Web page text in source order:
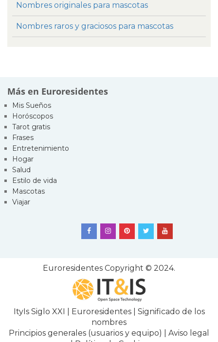
Nombres originales para mascotas
Nombres raros y graciosos para mascotas
Más en Euroresidentes
Mis Sueños
Horóscopos
Tarot gratis
Frases
Entretenimiento
Hogar
Salud
Estilo de vida
Mascotas
Viajar
Euroresidentes Copyright © 2024.
ItyIs Siglo XXI Euroresidentes| Significado de los
nombres
Principios generales (usuarios y equipo)
Aviso legal